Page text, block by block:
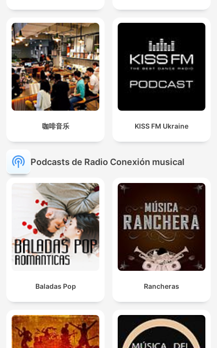
咖啡音乐 KISS FM Ukraine
Podcasts de Radio Conexión musical
Baladas Pop Rancheras